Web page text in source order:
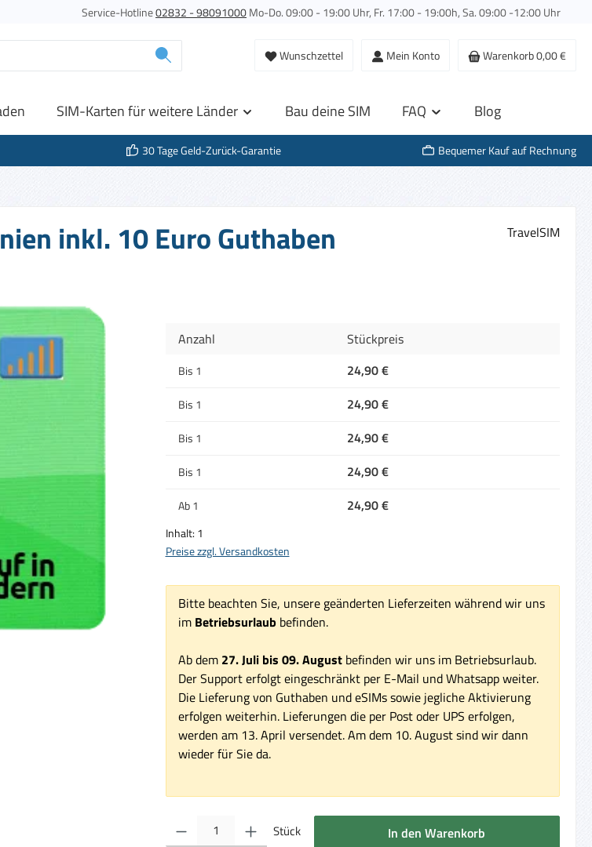
Service-Hotline02832 - 98091000Mo-Do. 09:00 - 19:00 Uhr, Fr. 17:00 - 19:00h, Sa. 09:00 -12:00 Uhr
Wunschzettel Mein Konto Warenkorb0,00 €
SIM-Karten für weitere Länder Bau deine SIM FAQ Blog
30 Tage Geld-Zurück-Garantie
Bequemer Kauf auf Rechnung
inkl. 10 Euro Guthaben TravelSIM
Anzahl
Stückpreis
Bis 1 24,90 €
Bis 1 24,90 €
Bis 1 24,90 €
Bis 1 24,90 €
Ab1 24,90 €
Inhalt: 1
Preise zzgl. Versandkosten
Bitte beachten Sie, unsere geänderten Lieferzeiten während wir uns
im Betriebsurlaub befinden.
Ab dem 27. Juli bis 09. Augustbefinden wir uns im Betriebsurlaub.
Der Support erfolgt eingeschränkt per E-Mail und Whatsapp weiter.
Die Lieferung von Guthaben und eSIMs sowie jegliche Aktivierung
erfolgen weiterhin. Lieferungen die per Post oder UPS erfolgen,
werden am 13. April versendet. Am dem 10. August sind wir dann
wieder für Sie da.
Produkt Anzahl: Gib den gewünschten Wert ein oder benutze die Schaltflächen um die
Stück In den Warenkorb